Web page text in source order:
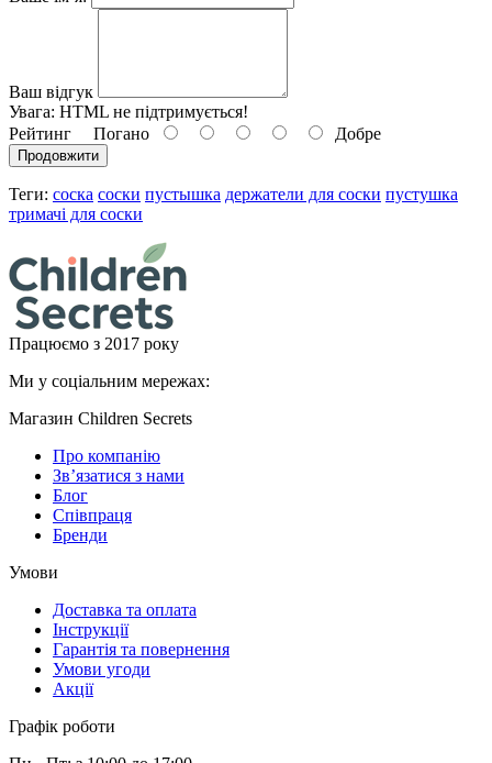
Ваш відгук
Увага: HTML не підтримується!
Рейтинг Погано Добре
Продовжити
Теги: соска соски пустышка держатели для соски пустушка
тримачі для соски
Працюємо з 2017 року
Ми у соціальним мережах:
Магазин Children Secrets
Про компанію
Зв’язатися з нами
Блог
Співпраця
Бренди
Умови
Доставка та оплата
Інструкції
Гарантія та повернення
Умови угоди
Акції
Графік роботи